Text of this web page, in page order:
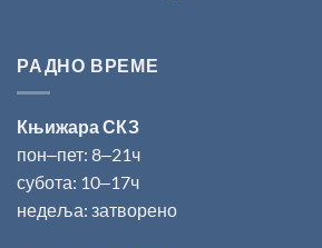
РАДНО ВРЕМЕ
Књижара СКЗ
пон‒пет: 8‒21ч
субота: 10‒17ч
недеља: затворено